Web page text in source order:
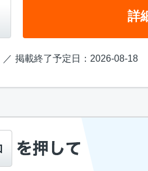
詳
掲載終了予定日：2026-08-18